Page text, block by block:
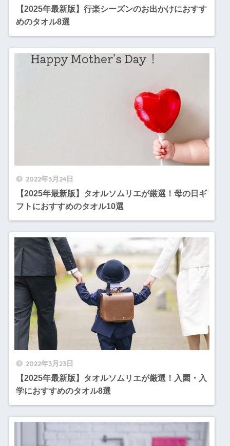
【2025年最新版】行楽シーズンのお出かけにおすす
めのタオル8選
2022年3月24日
【2025年最新版】タオルソムリエが厳選！母の日ギ
フトにおすすめのタオル10選
2022年3月23日
【2025年最新版】タオルソムリエが厳選！入園・入
学におすすめのタオル8選